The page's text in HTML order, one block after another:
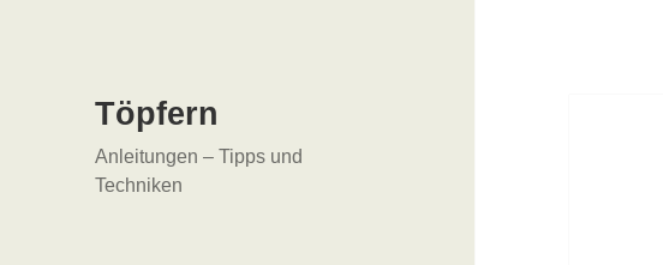
Töpfern
Anleitungen – Tipps und
Techniken